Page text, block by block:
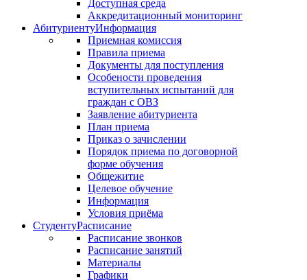
Доступная среда
Аккредитационный мониторинг
АбитуриентуИнформация
Приемная комиссия
Правила приема
Документы для поступления
Особености проведения
вступительных испытаний для
граждан с ОВЗ
Заявление абитуриента
План приема
Приказ о зачислении
Порядок приема по договорной
форме обучения
Общежитие
Целевое обучение
Информация
Условия приёма
СтудентуРасписание
Расписание звонков
Расписание занятий
Материалы
Графики